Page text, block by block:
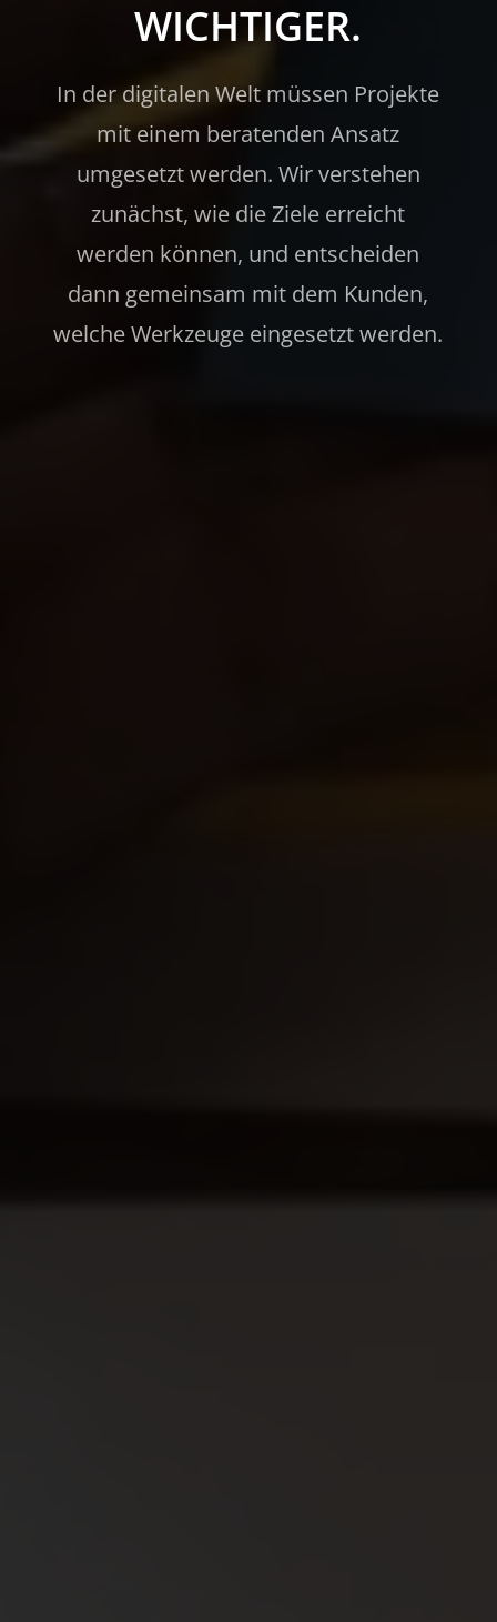
WICHTIGER.
In der digitalen Welt müssen Projekte
mit einem beratenden Ansatz
umgesetzt werden. Wir verstehen
zunächst, wie die Ziele erreicht
werden können, und entscheiden
dann gemeinsam mit dem Kunden,
welche Werkzeuge eingesetzt werden.